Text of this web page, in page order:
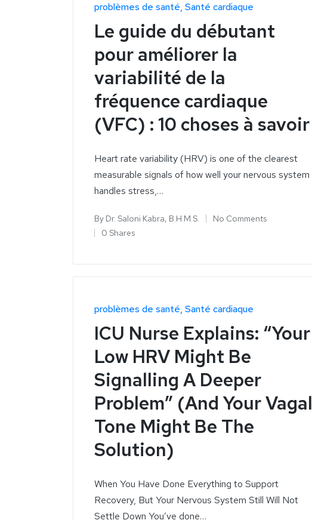
problèmes de santé Santé cardiaque
Le guide du débutant
pour améliorer la
variabilité de la
fréquence cardiaque
(VFC) : 10 choses à savoir
Heart rate variability (HRV) is one of the clearest
measurable signals of how well your nervous system
handles stress,…
By Dr. Saloni Kabra, B.H.M.S.
No Comments
0 Shares
problèmes de santé Santé cardiaque
ICU Nurse Explains: “Your
Low HRV Might Be
Signalling A Deeper
Problem” (And Your Vagal
Tone Might Be The
Solution)
When You Have Done Everything to Support
Recovery, But Your Nervous System Still Will Not
Settle Down You’ve done…